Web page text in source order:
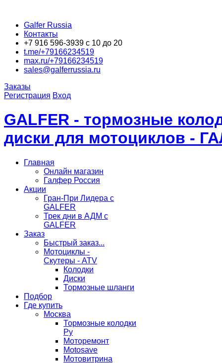
Galfer Russia
Контакты
+7 916 596-3939 с 10 до 20
t.me/+79166234519
max.ru/+79166234519
sales@galferrussia.ru
Заказы
Регистрация Вход
GALFER - тормозные
диски для мотоциклов -
Главная
Онлайн магазин
Галфер Россия
Акции
Гран-При Лидера c
GALFER
Трек дни в АДМ с
GALFER
Заказ
Быстрый заказ...
Мотоциклы -
Скутеры - ATV
Колодки
Диски
Тормозные шланги
Подбор
Где купить
Москва
Тормозные колодки
Ру
Моторемонт
Motosave
Мотовитрина